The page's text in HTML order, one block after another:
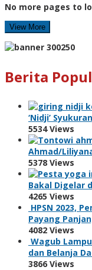
No more pages to
View More
Berita
‘Nidji’
5534 Views
Ahmad/
5378 Views
Bakal Digelar
4265 Views
HPSN 2023,
Payang
4082 Views
Wagub
dan Belanja
3866 Views